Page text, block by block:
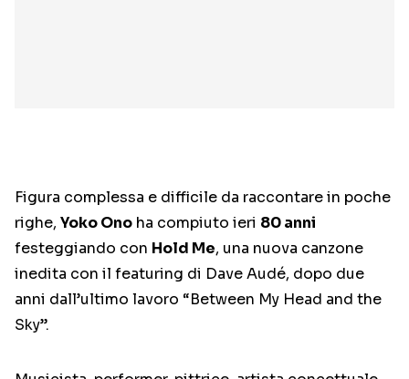
Figura complessa e difficile da raccontare in poche
righe, Yoko Ono ha compiuto ieri 80 anni
festeggiando con Hold Me, una nuova canzone
inedita con il featuring di Dave Audé, dopo due
anni dall’ultimo lavoro “Between My Head and the
Sky”.